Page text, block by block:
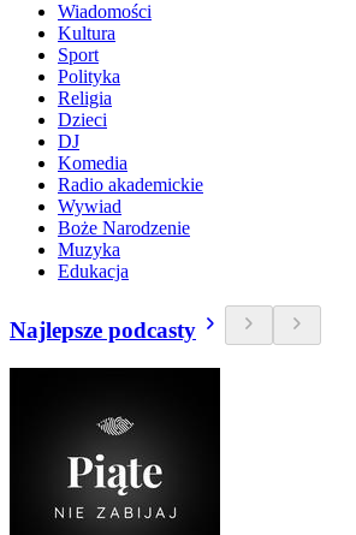
Wiadomości
Kultura
Sport
Polityka
Religia
Dzieci
DJ
Komedia
Radio akademickie
Wywiad
Boże Narodzenie
Muzyka
Edukacja
Najlepsze podcasty